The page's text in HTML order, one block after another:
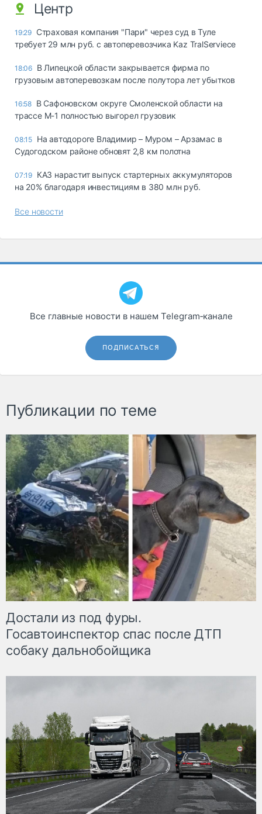
Центр
19:29 Страховая компания "Пари" через суд в Туле
требует 29 млн руб. с автоперевозчика Kaz TralServiece
18:06 В Липецкой области закрывается фирма по
грузовым автоперевозкам после полутора лет убытков
16:58 В Сафоновском округе Смоленской области на
трассе М-1 полностью выгорел грузовик
08:15 На автодороге Владимир – Муром – Арзамас в
Судогодском районе обновят 2,8 км полотна
07:19 КАЗ нарастит выпуск стартерных аккумуляторов
на 20% благодаря инвестициям в 380 млн руб.
Все новости
Все главные новости в нашем Telegram‑канале
ПОДПИСАТЬСЯ
Публикации по теме
Достали из под фуры.
Госавтоинспектор спас после ДТП
собаку дальнобойщика